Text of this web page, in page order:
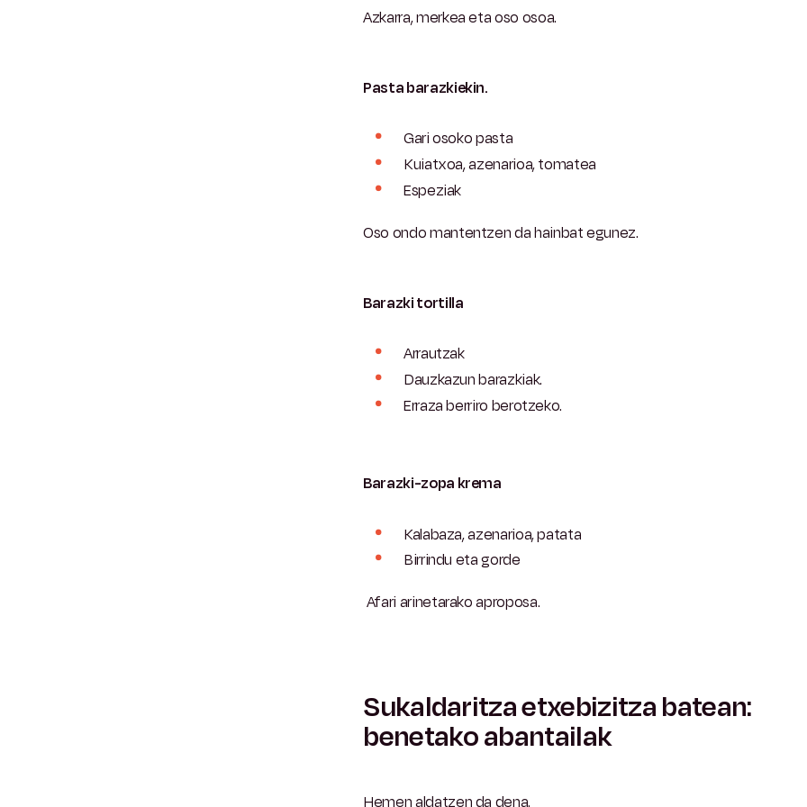
Azkarra, merkea eta oso osoa.
Pasta barazkiekin.
Gari osoko pasta
Kuiatxoa, azenarioa, tomatea
Espeziak
Oso ondo mantentzen da hainbat egunez.
Barazki tortilla
Arrautzak
Dauzkazun barazkiak.
Erraza berriro berotzeko.
Barazki-zopa krema
Kalabaza, azenarioa, patata
Birrindu eta gorde
Afari arinetarako aproposa.
Sukaldaritza etxebizitza batean:
benetako abantailak
Hemen aldatzen da dena.